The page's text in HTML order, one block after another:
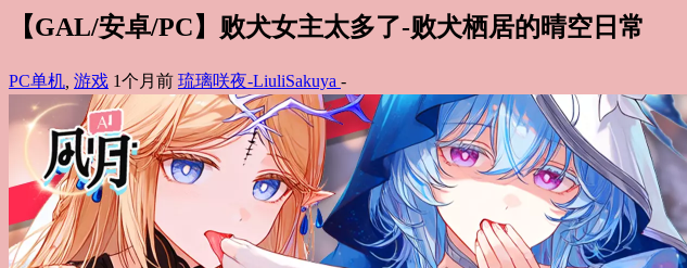
【GAL/安卓/PC】败犬女主太多了-败犬栖居的晴空日常
PC单机 游戏 1个月前 琉璃咲夜-LiuliSakuya -